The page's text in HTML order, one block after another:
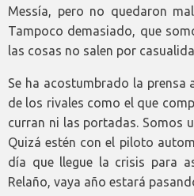
Messía, pero no quedaron
Tampoco demasiado, que
las cosas no salen por
Se ha acostumbrado la prensa
de los rivales como el que
curran ni las portadas. Somos
Quizá estén con el piloto
día que llegue la crisis para
Relaño, vaya año estará